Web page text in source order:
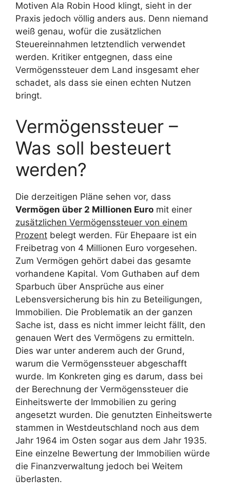
Motiven Ala Robin Hood klingt, sieht in der
Praxis jedoch völlig anders aus. Denn niemand
weiß genau, wofür die zusätzlichen
Steuereinnahmen letztendlich verwendet
werden. Kritiker entgegnen, dass eine
Vermögenssteuer dem Land insgesamt eher
schadet, als dass sie einen echten Nutzen
bringt.
Vermögenssteuer –
Was soll besteuert
werden?
Die derzeitigen Pläne sehen vor, dass
Vermögen über 2 Millionen Euro mit einer
zusätzlichen Vermögenssteuer von einem
Prozent belegt werden. Für Ehepaare ist ein
Freibetrag von 4 Millionen Euro vorgesehen.
Zum Vermögen gehört dabei das gesamte
vorhandene Kapital. Vom Guthaben auf dem
Sparbuch über Ansprüche aus einer
Lebensversicherung bis hin zu Beteiligungen,
Immobilien. Die Problematik an der ganzen
Sache ist, dass es nicht immer leicht fällt, den
genauen Wert des Vermögens zu ermitteln.
Dies war unter anderem auch der Grund,
warum die Vermögenssteuer abgeschafft
wurde. Im Konkreten ging es darum, dass bei
der Berechnung der Vermögenssteuer die
Einheitswerte der Immobilien zu gering
angesetzt wurden. Die genutzten Einheitswerte
stammen in Westdeutschland noch aus dem
Jahr 1964 im Osten sogar aus dem Jahr 1935.
Eine einzelne Bewertung der Immobilien würde
die Finanzverwaltung jedoch bei Weitem
überlasten.